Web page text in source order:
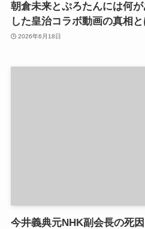
朝倉未来とぷろたんには何
した皇治コラボ動画の真相と
2026年6月18日
今井義典元NHK副会長の死